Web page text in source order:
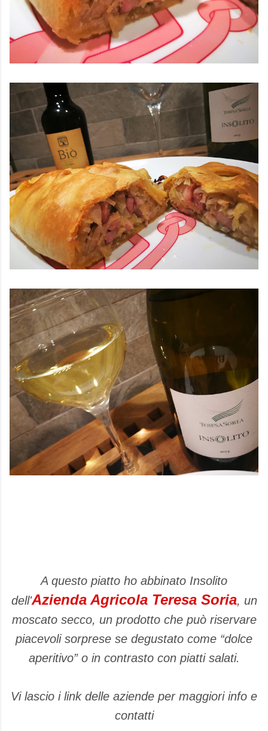
A questo piatto ho abbinato Insolito
dell'Azienda Agricola Teresa Soria, un
moscato secco, un prodotto che può riservare
piacevoli sorprese se degustato come “dolce
aperitivo” o in contrasto con piatti salati.
Vi lascio i link delle aziende per maggiori info e
contatti